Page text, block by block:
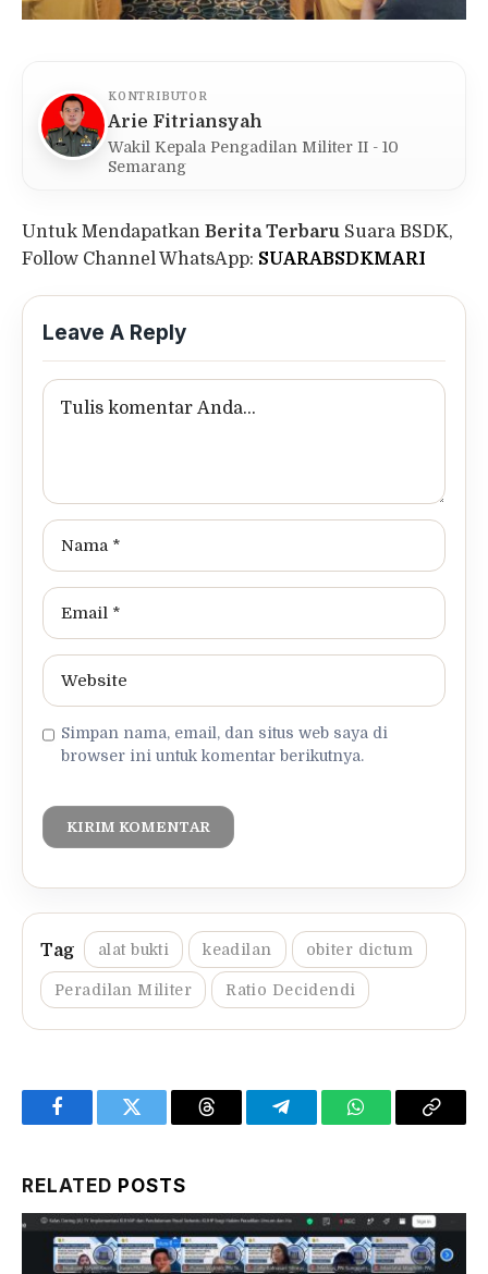
KONTRIBUTOR
Arie Fitriansyah
Wakil Kepala Pengadilan Militer II - 10
Semarang
Untuk Mendapatkan Berita Terbaru Suara BSDK,
Follow Channel WhatsApp: SUARABSDKMARI
Leave A Reply
Simpan nama, email, dan situs web saya di
browser ini untuk komentar berikutnya.
alat bukti keadilan obiter dictum
Peradilan Militer Ratio Decidendi
FacebookTwitter Threads TelegramWhatsAppCopy
RELATED POSTS